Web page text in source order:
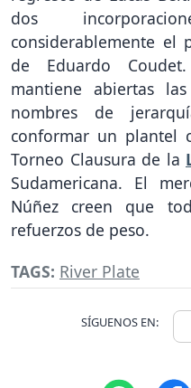
dos
considerablemente el
de Eduardo
mantiene abiertas
nombres de
conformar un plantel
Torneo Clausura de la
Sudamericana. El
Núñez creen que
refuerzos de peso.
TAGS: River Plate
SÍGUENOS EN: